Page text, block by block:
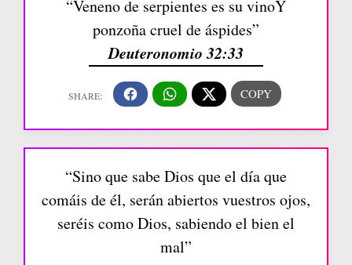
“Veneno de serpientes es su vinoY
ponzoña cruel de áspides”
Deuteronomio 32:33
“Sino que sabe Dios que el día que
comáis de él, serán abiertos vuestros ojos,
seréis como Dios, sabiendo el bien el
mal”